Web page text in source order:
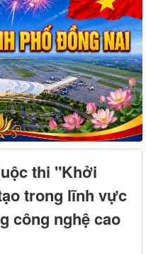
thi "Khởi
trong lĩnh vực
công nghệ cao